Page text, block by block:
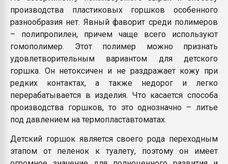
производства пластиковых горшков особенного
разнообразия нет. Явный фаворит среди полимеров
– полипропилен, причем чаще всего используют
гомополимер. Этот полимер можно признать
удовлетворительным вариантом для детского
горшка. Он нетоксичен и не раздражает кожу при
редких контактах, а также недорог и легко
перерабатывается в изделия. Что касается способа
производства горшков, то это однозначно – литье
под давлением на термопластавтоматах.
Детский горшок является своего рода переходным
этапом от пеленок к туалету, поэтому он имеет